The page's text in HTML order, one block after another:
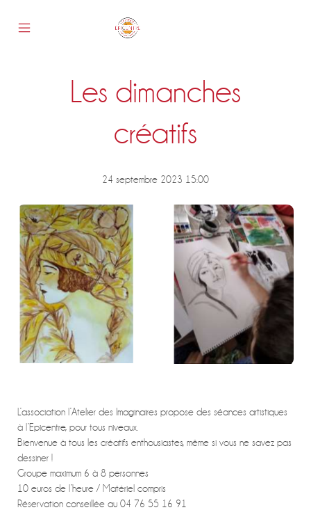
Les dimanches
créatifs
24 septembre 2023 15:00
L’association l’Atelier des Imaginaires propose des séances artistiques
à l’Epicentre, pour tous niveaux.
Bienvenue à tous les créatifs enthousiastes, même si vous ne savez pas
dessiner !
Groupe maximum 6 à 8 personnes
10 euros de l’heure / Matériel compris
Réservation conseillée au 04 76 55 16 91